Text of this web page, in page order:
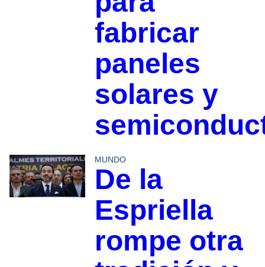
fabricar
paneles
solares y
MUNDO
De la
Espriella
rompe otra